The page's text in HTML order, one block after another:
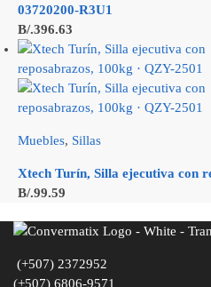
03720200-R3U1
B/.396.63
Muebles, Sillas
Xtech Turín, Silla ejecutiva con
B/.99.59
(+507) 2372952
(+507) 6806-9571